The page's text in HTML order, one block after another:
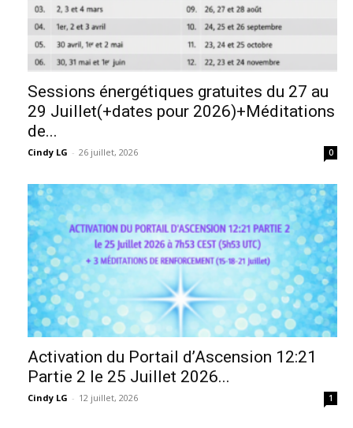
Sessions énergétiques gratuites du 27 au
29 Juillet(+dates pour 2026)+Méditations
de...
Cindy LG - 26 juillet, 2026 0
Activation du Portail d’Ascension 12:21
Partie 2 le 25 Juillet 2026...
Cindy LG - 12 juillet, 2026 1